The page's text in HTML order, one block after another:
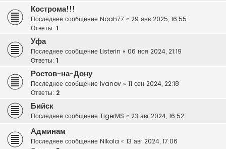
Кострома!!!
Последнее сообщение Noah77 « 29 янв 2025, 16:55
Ответы: 1
Уфа
Последнее сообщение Listerin « 06 ноя 2024, 21:19
Ответы: 1
Ростов-на-Дону
Последнее сообщение Ivanov « 11 сен 2024, 22:18
Ответы: 2
Бийск
Последнее сообщение TigerMS « 23 авг 2024, 16:52
Админам
Последнее сообщение Nikola « 13 авг 2024, 17:06